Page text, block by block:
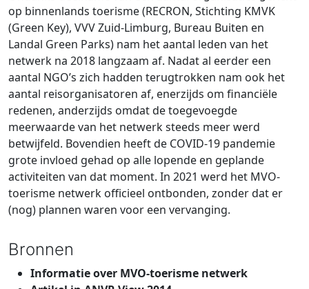
op binnenlands toerisme (RECRON, Stichting KMVK
(Green Key), VVV Zuid-Limburg, Bureau Buiten en
Landal Green Parks) nam het aantal leden van het
netwerk na 2018 langzaam af. Nadat al eerder een
aantal NGO’s zich hadden terugtrokken nam ook het
aantal reisorganisatoren af, enerzijds om financiële
redenen, anderzijds omdat de toegevoegde
meerwaarde van het netwerk steeds meer werd
betwijfeld. Bovendien heeft de COVID-19 pandemie
grote invloed gehad op alle lopende en geplande
activiteiten van dat moment. In 2021 werd het MVO-
toerisme netwerk officieel ontbonden, zonder dat er
(nog) plannen waren voor een vervanging.
Bronnen
Informatie over MVO-toerisme netwerk